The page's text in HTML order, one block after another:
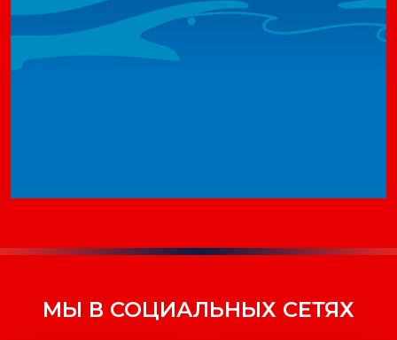
МЫ В СОЦИАЛЬНЫХ СЕТЯХ